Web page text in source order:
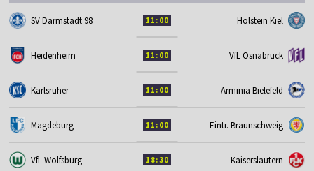
SV Darmstadt 98 11:00 Holstein Kiel
Heidenheim 11:00 VfL Osnabruck
Karlsruher 11:00 Arminia Bielefeld
Magdeburg 11:00 Eintr. Braunschweig
VfL Wolfsburg 18:30 Kaiserslautern